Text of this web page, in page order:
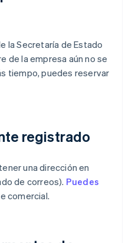
la Secretaría de Estado
de la empresa aún no se
tiempo, puedes reservar
registrado
una dirección en
de correos). Puedes
comercial.